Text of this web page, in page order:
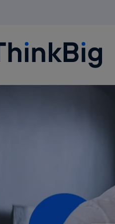
Blogthinkbig.com